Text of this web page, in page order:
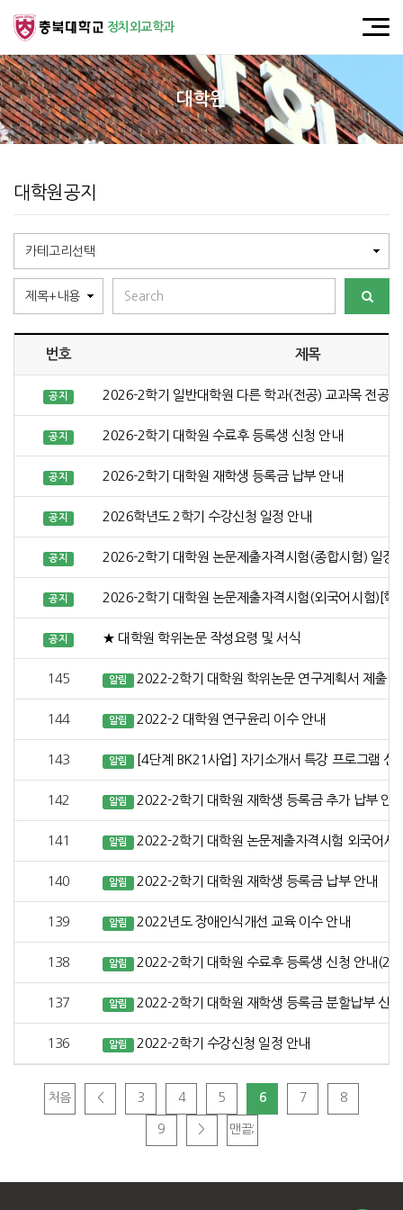
정치외교학과
대학원
대학원공지
번호 제목
공지 2026-2학기 일반대학원 다른 학과(전공) 교과목 전공
공지 2026-2학기 대학원 수료후 등록생 신청 안내
공지 2026-2학기 대학원 재학생 등록금 납부 안내
공지 2026학년도 2학기 수강신청 일정 안내
공지 2026-2학기 대학원 논문제출자격시험(종합시험) 일정
공지 2026-2학기 대학원 논문제출자격시험(외국어시험)[
공지 ★ 대학원 학위논문 작성요령 및 서식
145 알림 2022-2학기 대학원 학위논문 연구계획서 제출
144 알림 2022-2 대학원 연구윤리 이수 안내
143 알림 [4단계 BK21사업] 자기소개서 특강 프로그램 신
142 알림 2022-2학기 대학원 재학생 등록금 추가 납부 안
141 알림 2022-2학기 대학원 논문제출자격시험 외국어시
140 알림 2022-2학기 대학원 재학생 등록금 납부 안내
139 알림 2022년도 장애인식개선 교육 이수 안내
138 알림 2022-2학기 대학원 수료후 등록생 신청 안내(2
137 알림 2022-2학기 대학원 재학생 등록금 분할납부 신
136 알림 2022-2학기 수강신청 일정 안내
처음 < 3 4 5 6 7 8
9 > 맨끝;